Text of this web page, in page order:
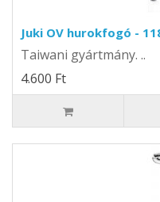
Juki OV hurokfogó -
Taiwani gyártmány. ..
4.600 Ft